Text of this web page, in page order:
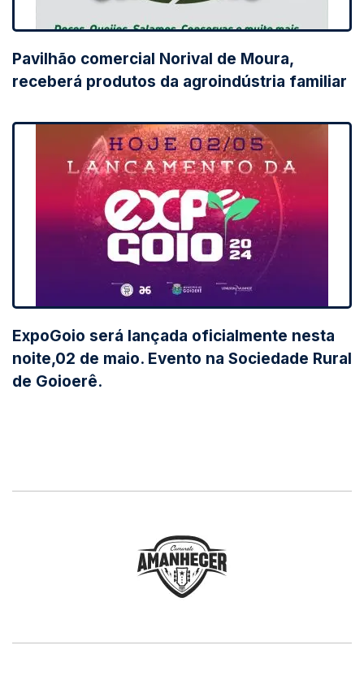
Pavilhão comercial Norival de Moura,
receberá produtos da agroindústria familiar
ExpoGoio será lançada oficialmente nesta
noite,02 de maio. Evento na Sociedade Rural
de Goioerê.